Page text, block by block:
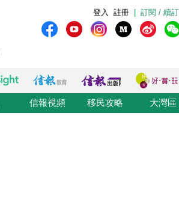
訂閱 / 續訂
註冊
登入
信報視頻 移民攻略 大灣區